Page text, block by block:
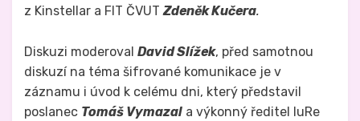
z Kinstellar a FIT ČVUTZdeněk Kučera.
Diskuzi moderoval David Slížek, před samotnou
diskuzí na téma šifrované komunikace je v
záznamu i úvod k celému dni, který představil
poslanec Tomáš Vymazal a výkonný ředitel IuRe